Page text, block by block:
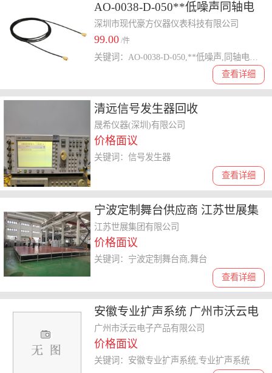
AO-0038-D-050**低噪声同轴电
缆丹麦BK
深圳市现代豪方仪器仪表科技有限公司
99.00 /件
查看详细
清远信号发生器回收
晟希仪器(深圳)有限公司
价格面议
查看详细
关键词：信号发生器
宁波定制舞台供应商 江苏世展集
团供应
江苏世展集团有限公司
价格面议
查看详细
关键词：宁波定制舞台商,舞台
安徽专业扩声系统 广州市沃云电
子产品供应
广州市沃云电子产品有限公司
价格面议
关键词：安徽专业扩声系统,专业扩声系统